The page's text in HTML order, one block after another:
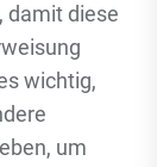
damit diese
wichtig,
um